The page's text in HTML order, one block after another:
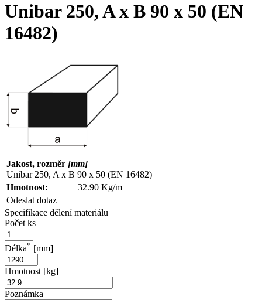
Unibar 250, A x B 90 x 50 (EN
16482)
Jakost, rozměr [mm]
Unibar 250, A x B 90 x 50 (EN 16482)
Hmotnost:
32.90 Kg/m
Odeslat dotaz
Specifikace dělení materiálu
Počet ks
Délka* [mm]
Hmotnost [kg]
Poznámka